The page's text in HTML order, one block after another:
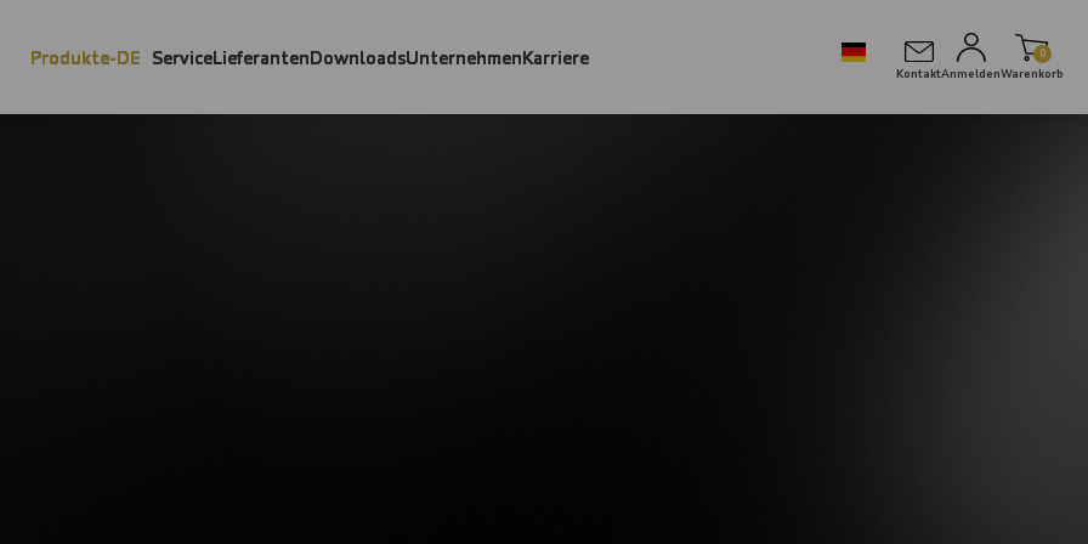
Produkte-DE ServiceLieferantenDownloadsUnternehmenKarriere
KontaktAnmelden
0
Warenkorb